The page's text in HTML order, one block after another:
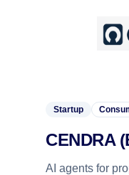
Startup
CENDRA
AI agents for